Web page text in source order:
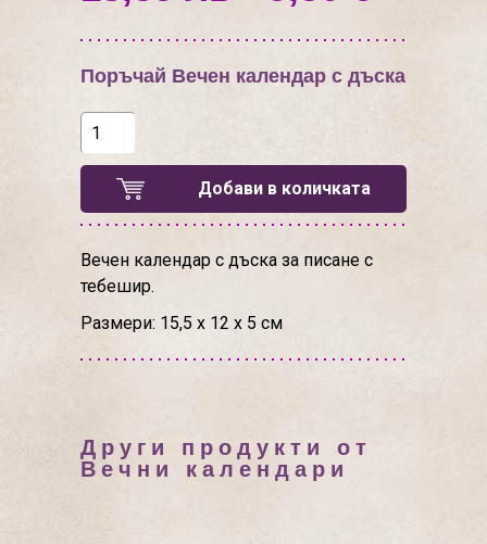
Поръчай Вечен календар с дъска
Добави в количката
Вечен календар с дъска за писане с
тебешир.
Размери: 15,5 х 12 х 5 см
Други продукти от
Вечни календари